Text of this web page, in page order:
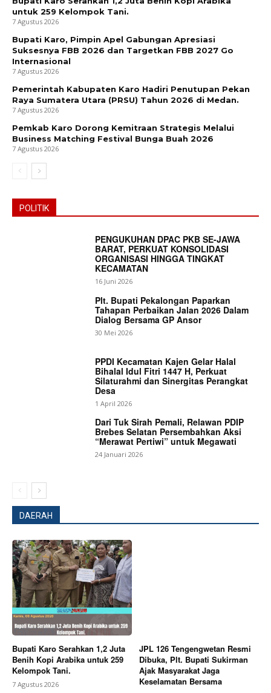
Magazine PRO
untuk 259 Kelompok Tani.
7 Agustus 2026
Bupati Karo, Pimpin Apel Gabungan Apresiasi
Suksesnya FBB 2026 dan Targetkan FBB 2027 Go
Internasional
7 Agustus 2026
Pemerintah Kabupaten Karo Hadiri Penutupan Pekan
Raya Sumatera Utara (PRSU) Tahun 2026 di Medan.
7 Agustus 2026
Pemkab Karo Dorong Kemitraan Strategis Melalui
Business Matching Festival Bunga Buah 2026
7 Agustus 2026
POLITIK
PENGUKUHAN DPAC PKB SE-JAWA
BARAT, PERKUAT KONSOLIDASI
ORGANISASI HINGGA TINGKAT
KECAMATAN
16 Juni 2026
Plt. Bupati Pekalongan Paparkan
Tahapan Perbaikan Jalan 2026 Dalam
Dialog Bersama GP Ansor
30 Mei 2026
PPDI Kecamatan Kajen Gelar Halal
Bihalal Idul Fitri 1447 H, Perkuat
Silaturahmi dan Sinergitas Perangkat
Desa
1 April 2026
Dari Tuk Sirah Pemali, Relawan PDIP
Brebes Selatan Persembahkan Aksi
“Merawat Pertiwi” untuk Megawati
24 Januari 2026
DAERAH
Bupati Karo Serahkan 1,2 Juta
Benih Kopi Arabika untuk 259
Kelompok Tani.
7 Agustus 2026
JPL 126 Tengengwetan Resmi
Dibuka, Plt. Bupati Sukirman
Ajak Masyarakat Jaga
Keselamatan Bersama